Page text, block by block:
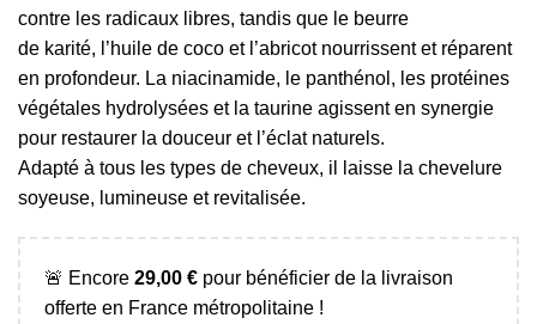
contre les radicaux libres, tandis que le beurre
de karité, l’huile de coco et l’abricot nourrissent et réparent
en profondeur. La niacinamide, le panthénol, les protéines
végétales hydrolysées et la taurine agissent en synergie
pour restaurer la douceur et l’éclat naturels.
Adapté à tous les types de cheveux, il laisse la chevelure
soyeuse, lumineuse et revitalisée.
🚨 Encore 29,00 € pour bénéficier de la livraison
offerte en France métropolitaine !